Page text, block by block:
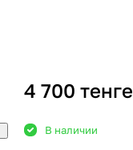
4 700 тенге
В наличии